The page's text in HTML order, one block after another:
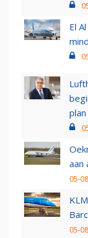
El
plan
aan
05-
05-